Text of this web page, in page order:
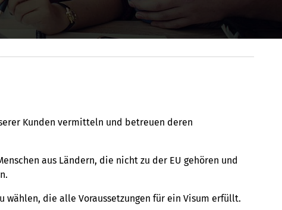
Kunden vermitteln und betreuen deren
aus Ländern, die nicht zu der EU gehören und
wählen, die alle Voraussetzungen für ein Visum erfüllt.